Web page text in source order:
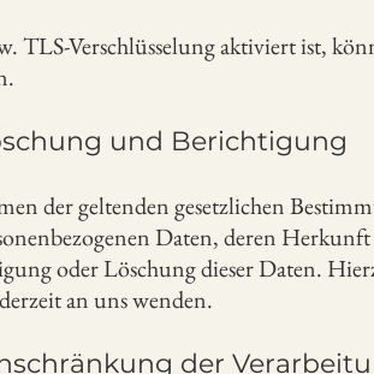
TLS-Verschlüsselung aktiviert ist,
und Berichtigung
der geltenden gesetzlichen
Daten, deren
oder Löschung dieser Daten.
an uns wenden.
der